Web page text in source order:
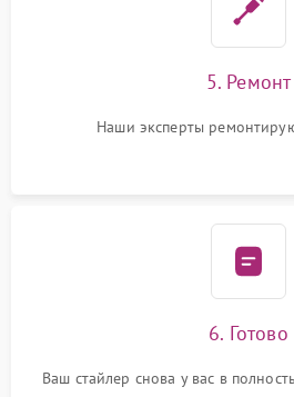
5. Ремонт
Наши эксперты
6. Готово
Ваш стайлер снова у вас в